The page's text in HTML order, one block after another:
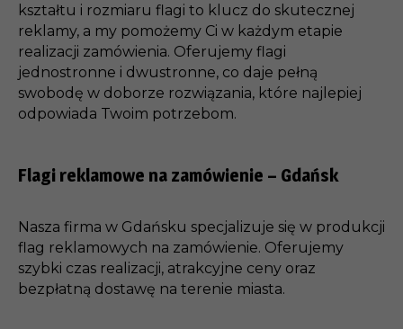
kształtu i rozmiaru flagi to klucz do skutecznej
reklamy, a my pomożemy Ci w każdym etapie
realizacji zamówienia. Oferujemy flagi
jednostronne i dwustronne, co daje pełną
swobodę w doborze rozwiązania, które najlepiej
odpowiada Twoim potrzebom.
Flagi reklamowe na zamówienie – Gdańsk
Nasza firma w Gdańsku specjalizuje się w produkcji
flag reklamowych na zamówienie. Oferujemy
szybki czas realizacji, atrakcyjne ceny oraz
bezpłatną dostawę na terenie miasta.